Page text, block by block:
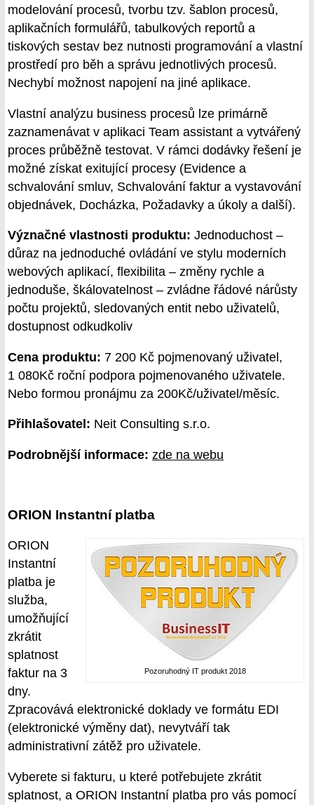
modelování procesů, tvorbu tzv. šablon procesů,
aplikačních formulářů, tabulkových reportů a
tiskových sestav bez nutnosti programování a vlastní
prostředí pro běh a správu jednotlivých procesů.
Nechybí možnost napojení na jiné aplikace.
Vlastní analýzu business procesů lze primárně
zaznamenávat v aplikaci Team assistant a vytvářený
proces průběžně testovat. V rámci dodávky řešení je
možné získat exitující procesy (Evidence a
schvalování smluv, Schvalování faktur a vystavování
objednávek, Docházka, Požadavky a úkoly a další).
Význačné vlastnosti produktu: Jednoduchost –
důraz na jednoduché ovládání ve stylu moderních
webových aplikací, flexibilita – změny rychle a
jednoduše, škálovatelnost – zvládne řádové nárůsty
počtu projektů, sledovaných entit nebo uživatelů,
dostupnost odkudkoliv
Cena produktu: 7 200 Kč pojmenovaný uživatel,
1 080Kč roční podpora pojmenovaného uživatele.
Nebo formou pronájmu za 200Kč/uživatel/měsíc.
Přihlašovatel: Neit Consulting s.r.o.
Podrobnější informace: zde na webu
ORION Instantní platba
Pozoruhodný IT produkt 2018
ORION
Instantní
platba je
služba,
umožňující
zkrátit
splatnost
faktur na 3
dny.
Zpracovává elektronické doklady ve formátu EDI
(elektronické výměny dat), nevytváří tak
administrativní zátěž pro uživatele.
Vyberete si fakturu, u které potřebujete zkrátit
splatnost, a ORION Instantní platba pro vás pomocí